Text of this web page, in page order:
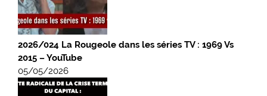
2026/024 La Rougeole dans les séries TV : 1969 Vs
2015 – YouTube
05/05/2026